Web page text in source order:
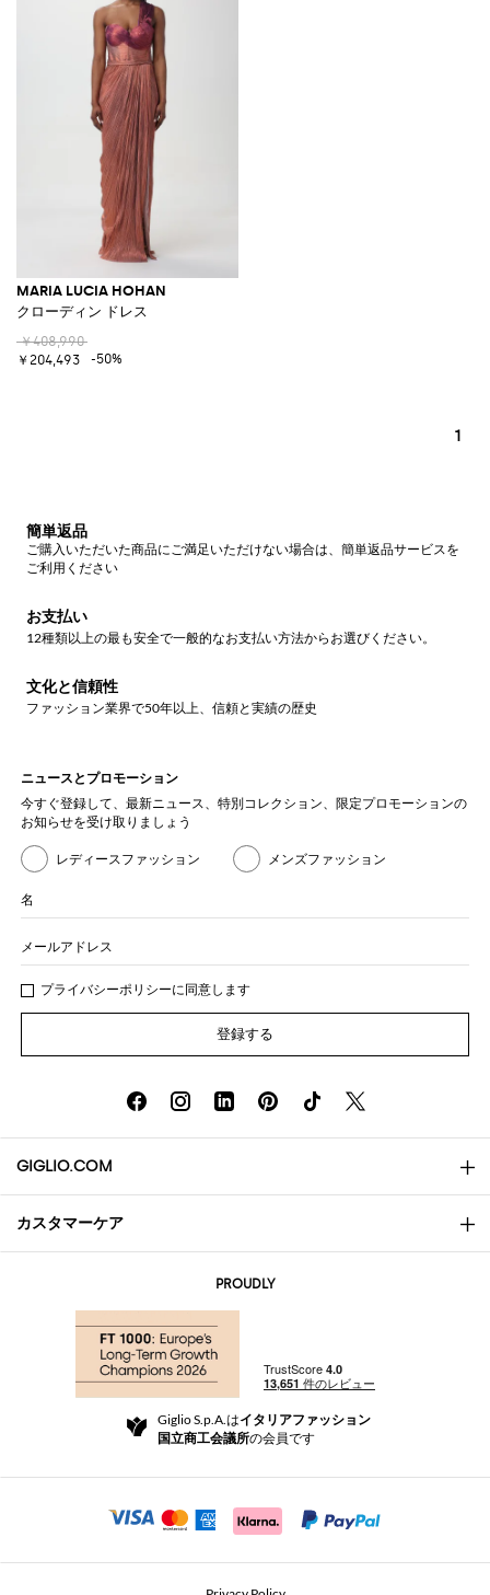
MARIA LUCIA HOHAN
クローディン ドレス
￥408,990
￥204,493
-50%
1
簡単返品
ご購入いただいた商品にご満足いただけない場合は、簡単返品サービスを
ご利用ください
お支払い
12種類以上の最も安全で一般的なお支払い方法からお選びください。
文化と信頼性
ファッション業界で50年以上、信頼と実績の歴史
ニュースとプロモーション
今すぐ登録して、最新ニュース、特別コレクション、限定プロモーションの
お知らせを受け取りましょう
レディースファッション メンズファッション
名
メールアドレス
プライバシーポリシーに同意します
登録する
GIGLIO.COM
会社概要
Community Store
Beauty Seekers VIP Club
カスタマーケア
返品と返金
For a safe shopping experience
Security Communication
PROUDLY
Giglio S.p.A.はイタリアファッション
国立商工会議所の会員です